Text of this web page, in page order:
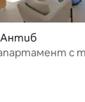
5, 192 отзива
Антиб
с